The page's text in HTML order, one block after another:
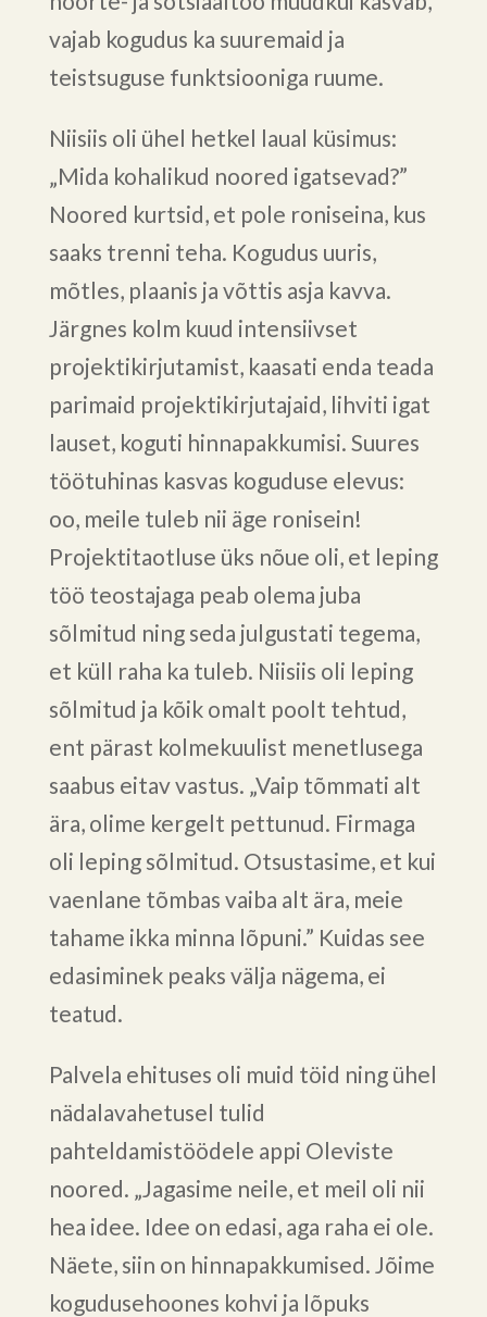
vajab kogudus ka suuremaid ja
teistsuguse funktsiooniga ruume.
Niisiis oli ühel hetkel laual küsimus:
„Mida kohalikud noored igatsevad?”
Noored kurtsid, et pole roniseina, kus
saaks trenni teha. Kogudus uuris,
mõtles, plaanis ja võttis asja kavva.
Järgnes kolm kuud intensiivset
projektikirjutamist, kaasati enda teada
parimaid projektikirjutajaid, lihviti igat
lauset, koguti hinnapakkumisi. Suures
töötuhinas kasvas koguduse elevus:
oo, meile tuleb nii äge ronisein!
Projektitaotluse üks nõue oli, et leping
töö teostajaga peab olema juba
sõlmitud ning seda julgustati tegema,
et küll raha ka tuleb. Niisiis oli leping
sõlmitud ja kõik omalt poolt tehtud,
ent pärast kolmekuulist menetlusega
saabus eitav vastus. „Vaip tõmmati alt
ära, olime kergelt pettunud. Firmaga
oli leping sõlmitud. Otsustasime, et kui
vaenlane tõmbas vaiba alt ära, meie
tahame ikka minna lõpuni.” Kuidas see
edasiminek peaks välja nägema, ei
teatud.
Palvela ehituses oli muid töid ning ühel
nädalavahetusel tulid
pahteldamistöödele appi Oleviste
noored. „Jagasime neile, et meil oli nii
hea idee. Idee on edasi, aga raha ei ole.
Näete, siin on hinnapakkumised. Jõime
kogudusehoones kohvi ja lõpuks